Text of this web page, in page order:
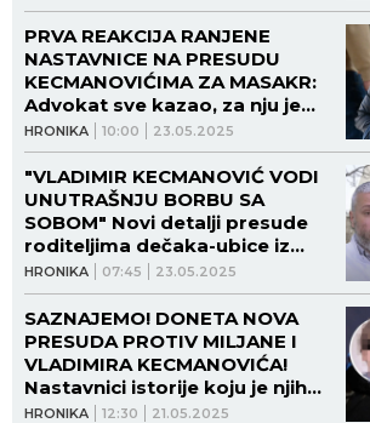
HRONIKA 10:00 23.05.2025
PRVA REAKCIJA RANJENE
NASTAVNICE NA PRESUDU
KECMANOVIĆIMA ZA MASAKR:
Advokat sve kazao, za nju je
bolno previše!
HRONIKA 07:45 23.05.2025
"VLADIMIR KECMANOVIĆ VODI
UNUTRAŠNJU BORBU SA
SOBOM" Novi detalji presude
roditeljima dečaka-ubice iz
Ribnikara! SVI DOKAZI PROTIV
MAJKE I OCA!
HRONIKA 12:30 21.05.2025
SAZNAJEMO! DONETA NOVA
PRESUDA PROTIV MILJANE I
VLADIMIRA KECMANOVIĆA!
Nastavnici istorije koju je njihov
sin UPUCAO dužni da isplate